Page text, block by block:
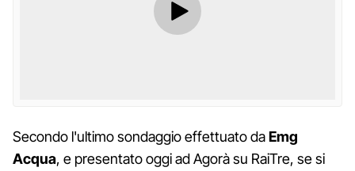
Secondo l'ultimo sondaggio effettuato daEmg
Acqua, e presentato oggi ad Agorà su RaiTre, se si